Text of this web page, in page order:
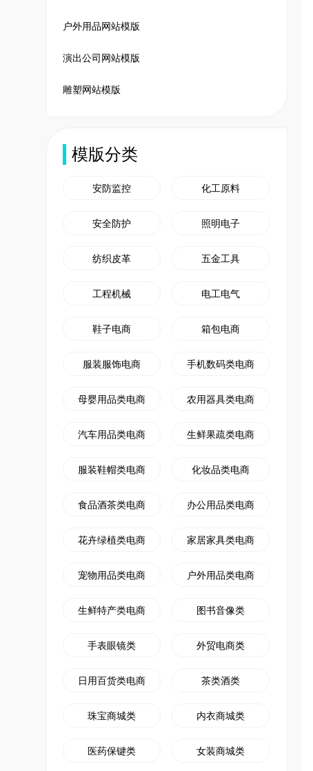
户外用品网站模版
演出公司网站模版
雕塑网站模版
模版分类
安防监控 化工原料
安全防护 照明电子
纺织皮革 五金工具
工程机械 电工电气
鞋子电商 箱包电商
服装服饰电商 手机数码类电商
母婴用品类电商 农用器具类电商
汽车用品类电商 生鲜果疏类电商
服装鞋帽类电商 化妆品类电商
食品酒茶类电商 办公用品类电商
花卉绿植类电商 家居家具类电商
宠物用品类电商 户外用品类电商
生鲜特产类电商 图书音像类
手表眼镜类 外贸电商类
日用百货类电商 茶类酒类
珠宝商城类 内衣商城类
医药保键类 女装商城类